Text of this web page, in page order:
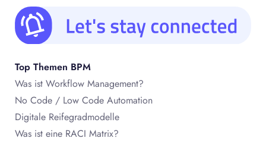
Top Themen BPM
Was ist Workflow Management?
No Code / Low Code Automation
Digitale Reifegradmodelle
Was ist eine RACI Matrix?